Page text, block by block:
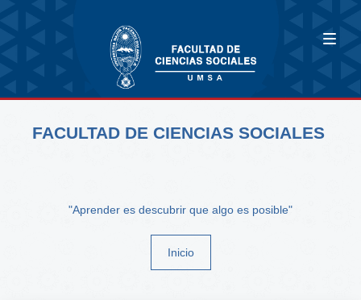
FACULTAD DE CIENCIAS SOCIALES
"Aprender es descubrir que algo es posible"
Inicio